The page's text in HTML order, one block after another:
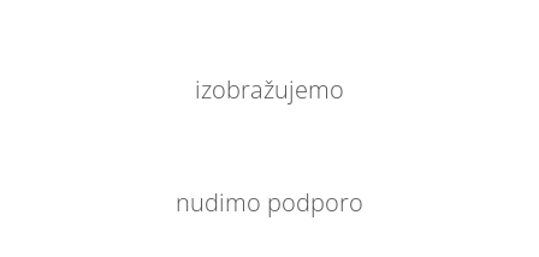
izobražujemo
nudimo podporo